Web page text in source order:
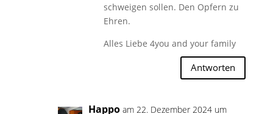
schweigen sollen. Den Opfern zu
Ehren.
Alles Liebe 4you and your family
Antworten
Happo am 22. Dezember 2024 um